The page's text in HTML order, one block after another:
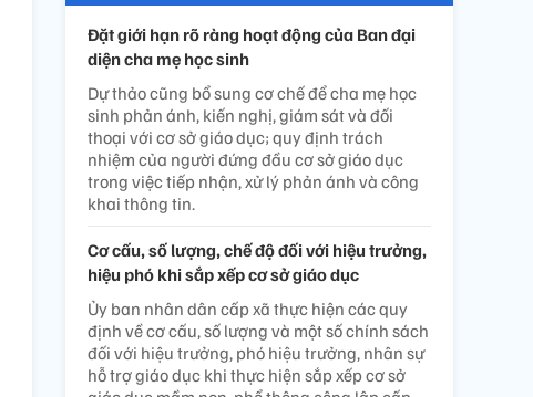
Đặt giới hạn rõ ràng hoạt động của Ban đại
diện cha mẹ học sinh
Dự thảo cũng bổ sung cơ chế để cha mẹ học
sinh phản ánh, kiến nghị, giám sát và đối
thoại với cơ sở giáo dục; quy định trách
nhiệm của người đứng đầu cơ sở giáo dục
trong việc tiếp nhận, xử lý phản ánh và công
khai thông tin.
Cơ cấu, số lượng, chế độ đối với hiệu trưởng,
hiệu phó khi sắp xếp cơ sở giáo dục
Ủy ban nhân dân cấp xã thực hiện các quy
định về cơ cấu, số lượng và một số chính sách
đối với hiệu trưởng, phó hiệu trưởng, nhân sự
hỗ trợ giáo dục khi thực hiện sắp xếp cơ sở